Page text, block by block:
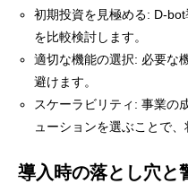
初期投資を見極める: D-
を比較検討します。
適切な機能の選択: 必要な
避けます。
スケーラビリティ: 事業の
ューションを選ぶことで
導入時の落とし穴と